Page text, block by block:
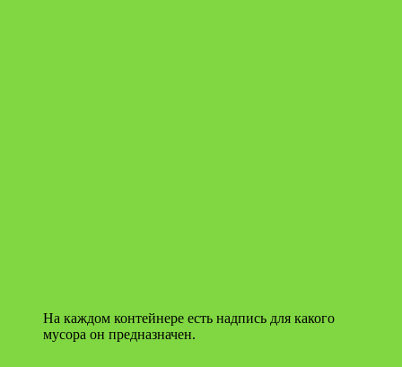
На каждом контейнере есть надпись для какого
мусора он предназначен.